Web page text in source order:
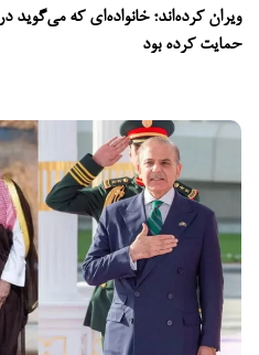
ویران کرده‌اند؛ خانواده‌ای که
حمایت کرده بود